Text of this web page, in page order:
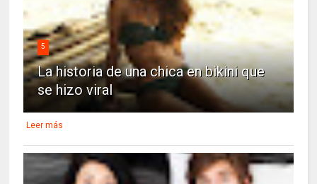
5
La historia de una chica en bikini que
se hizo viral
Leer más